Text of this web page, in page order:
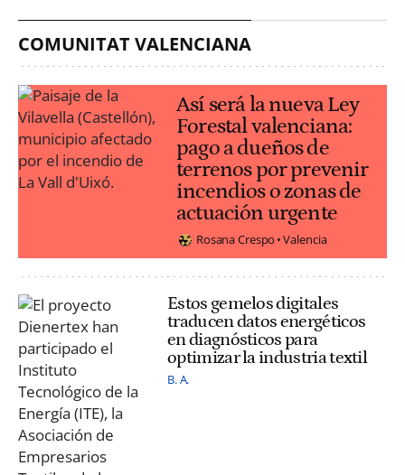
COMUNITAT VALENCIANA
Así será la nueva Ley
Forestal valenciana:
pago a dueños de
terrenos por prevenir
incendios o zonas de
actuación urgente
Rosana Crespo Valencia
Estos gemelos digitales
traducen datos energéticos
en diagnósticos para
optimizar la industria textil
B. A.